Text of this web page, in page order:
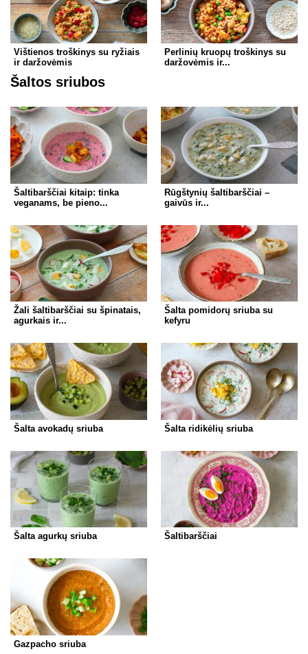
Vištienos troškinys su ryžiais
ir daržovėmis
Perlinių kruopų troškinys su
daržovėmis ir...
Šaltos sriubos
Šaltibarščiai kitaip: tinka
veganams, be pieno...
Rūgštynių šaltibarščiai –
gaivūs ir...
Žali šaltibarščiai su špinatais,
agurkais ir...
Šalta pomidorų sriuba su
kefyru
Šalta avokadų sriuba Šalta ridikėlių sriuba
Šalta agurkų sriuba Šaltibarščiai
Gazpacho sriuba